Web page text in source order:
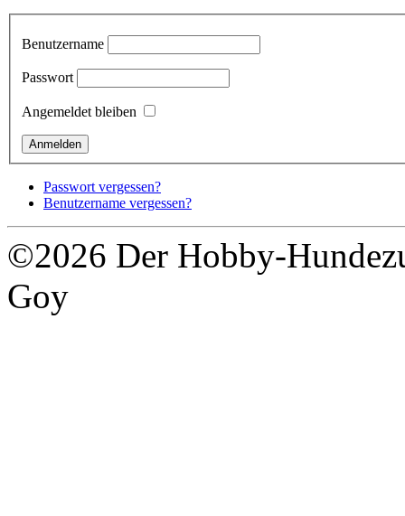
Benutzername
Passwort
Angemeldet bleiben
Passwort vergessen?
Benutzername vergessen?
©2026 Der Hobby-
Goy